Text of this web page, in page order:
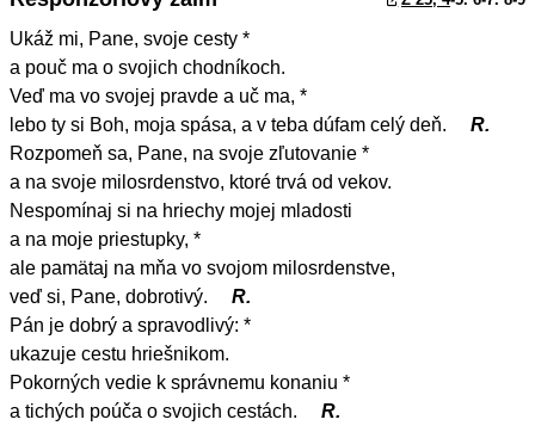
Ukáž mi, Pane, svoje cesty *
a pouč ma o svojich chodníkoch.
Veď ma vo svojej pravde a uč ma, *
lebo ty si Boh, moja spása, a v teba dúfam celý deň.
R.
Rozpomeň sa, Pane, na svoje zľutovanie *
a na svoje milosrdenstvo, ktoré trvá od vekov.
Nespomínaj si na hriechy mojej mladosti
a na moje priestupky, *
ale pamätaj na mňa vo svojom milosrdenstve,
veď si, Pane, dobrotivý.
R.
Pán je dobrý a spravodlivý: *
ukazuje cestu hriešnikom.
Pokorných vedie k správnemu konaniu *
a tichých poúča o svojich cestách.
R.